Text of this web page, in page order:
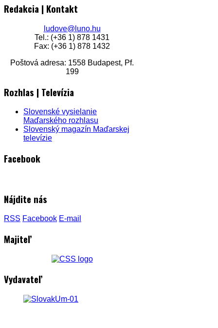
Redakcia | Kontakt
ludove@luno.hu
Tel.: (+36 1) 878 1431
Fax: (+36 1) 878 1432
Poštová adresa: 1558 Budapest, Pf.
199
Rozhlas | Televízia
Slovenské vysielanie
Maďarského rozhlasu
Slovenský magazín Maďarskej
televízie
Facebook
Nájdite nás
RSS Facebook E-mail
Majiteľ
Vydavateľ